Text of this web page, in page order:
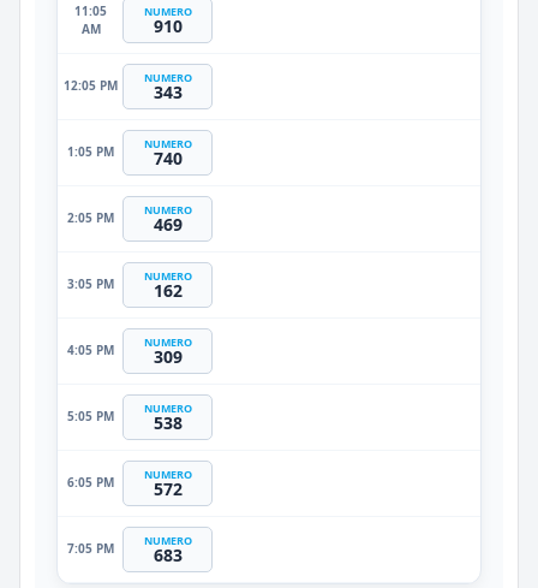
11:05
AM
NUMERO
910
12:05 PM NUMERO
343
1:05 PM NUMERO
740
2:05 PM NUMERO
469
3:05 PM NUMERO
162
4:05 PM NUMERO
309
5:05 PM NUMERO
538
6:05 PM NUMERO
572
7:05 PM NUMERO
683